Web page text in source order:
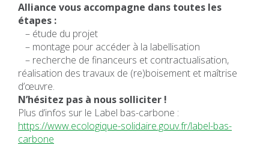
Alliance vous accompagne dans toutes les
étapes :
– étude du projet
– montage pour accéder à la labellisation
– recherche de financeurs et contractualisation,
réalisation des travaux de (re)boisement et maîtrise
d’œuvre.
N’hésitez pas à nous solliciter !
Plus d’infos sur le Label bas-carbone :
https://www.ecologique-solidaire.gouv.fr/label-bas-
carbone